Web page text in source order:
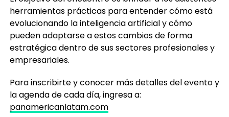
herramientas prácticas para entender cómo está
evolucionando la inteligencia artificial y cómo
pueden adaptarse a estos cambios de forma
estratégica dentro de sus sectores profesionales y
empresariales.
Para inscribirte y conocer más detalles del evento y
la agenda de cada día, ingresa a:
panamericanlatam.com